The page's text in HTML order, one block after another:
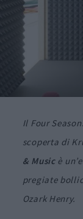
Il Four
scoperta di
& Musicè
pregiate
Ozark Henry.